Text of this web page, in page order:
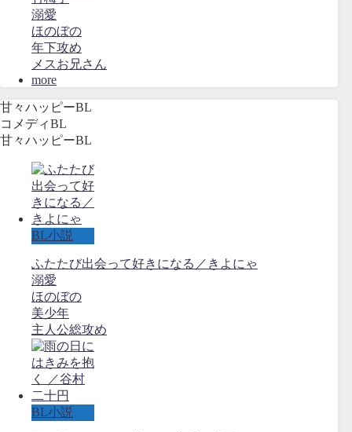
溺愛
ほのぼの
年下攻め
メスお兄さん
more
甘々ハッピーBL
コメディBL
甘々ハッピーBL
BL小説
ふたたび出会って好きになる／きよにゃ
溺愛
ほのぼの
美少年
主人公総攻め
BL小説